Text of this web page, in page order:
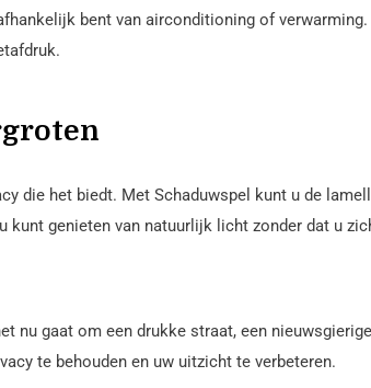
bent van airconditioning of
die het biedt. Met Schaduwspel kunt u de
kunt genieten van natuurlijk licht zonder dat u
nu gaat om een drukke straat, een nieuwsgierige
te behouden en uw uitzicht te verbeteren.